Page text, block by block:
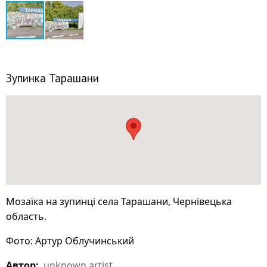
Зупинка Тарашани
Мозаїка на зупинці села Тарашани, Чернівецька
область.
Фото: Артур Облучинський